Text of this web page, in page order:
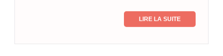
LIRE LA SUITE